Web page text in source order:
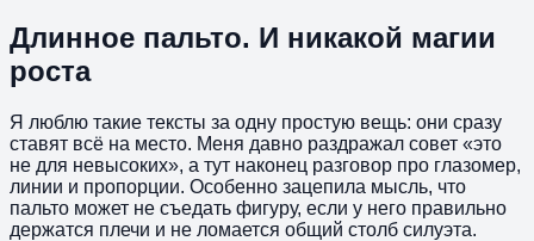
Длинное пальто. И никакой магии
роста
Я люблю такие тексты за одну простую вещь: они сразу
ставят всё на место. Меня давно раздражал совет «это
не для невысоких», а тут наконец разговор про глазомер,
линии и пропорции. Особенно зацепила мысль, что
пальто может не съедать фигуру, если у него правильно
держатся плечи и не ломается общий столб силуэта.